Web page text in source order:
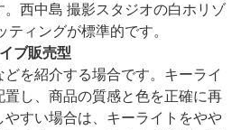
西中島 撮影スタジオの白ホリゾ
ティングが標準的です。
ブ販売型
を紹介する場合です。キーライ
置し、商品の質感と色を正確に再
すい場合は、キーライトをやや